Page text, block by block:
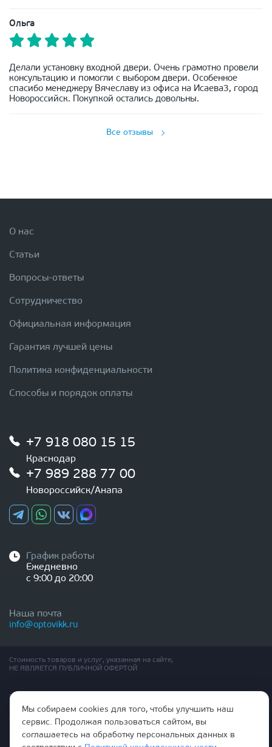
Ольга
Делали установку входной двери. Очень грамотно провели
консультацию и помогли с выбором двери. Особенное
спасибо менеджеру Вячеславу из офиса на Исаева3, город
Новороссийск. Покупкой остались довольны.
Все отзывы
О нас
Статьи
Вопросы-ответы
Сотрудничество
Официальная информация
Гарантия лучшей цены
Политика конфиденциальности
Способы и порядок оплаты
+7 918 080 15 15
Краснодар
+7 989 288 77 00
Новороссийск/Анапа
График работы
Ежедневно
с 9:00 до 20:00
Наша почта
info@optovikk.ru
Стоимость товаров и услуг, указанная на сайте,
НЕ ЯВЛЯЕТСЯ ПУБЛИЧНОЙ ОФЕРТОЙ
Правила эксплутации входных и межкомнатных дверей
Политика обработки персональных данных
Согласие на обработку персональных данных
Мы собираем cookies для того, чтобы улучшить наш
сервис. Продолжая пользоваться сайтом, вы
соглашаетесь на обработку персональных данных в